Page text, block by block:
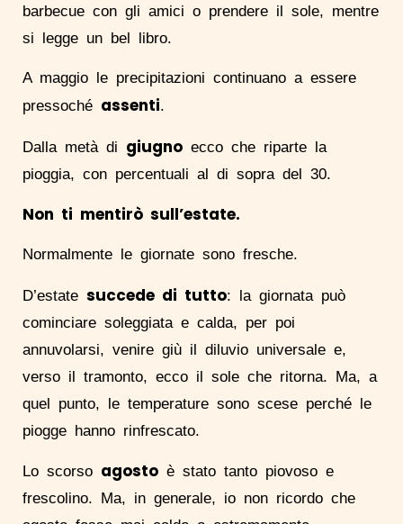
barbecue con gli amici o prendere il sole, mentre
si legge un bel libro.
A maggio le precipitazioni continuano a essere
pressoché assenti.
Dalla metà di giugno ecco che riparte la
pioggia, con percentuali al di sopra del 30.
Non ti mentirò sull’estate.
Normalmente le giornate sono fresche.
D’estate succede di tutto: la giornata può
cominciare soleggiata e calda, per poi
annuvolarsi, venire giù il diluvio universale e,
verso il tramonto, ecco il sole che ritorna. Ma, a
quel punto, le temperature sono scese perché le
piogge hanno rinfrescato.
Lo scorso agosto è stato tanto piovoso e
frescolino. Ma, in generale, io non ricordo che